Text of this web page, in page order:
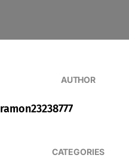
AUTHOR
ramon23238777
CATEGORIES